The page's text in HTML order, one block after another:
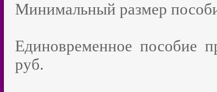
Минимальный размер
Единовременное пособие
руб.